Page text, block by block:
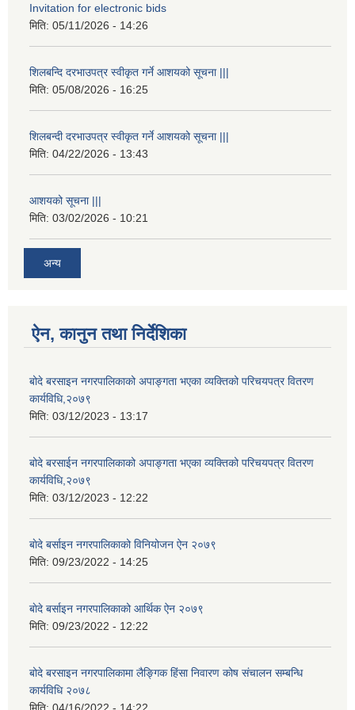
Invitation for electronic bids
मिति: 05/11/2026 - 14:26
शिलबन्दि दरभाउपत्र स्वीकृत गर्ने आशयको सूचना |||
मिति: 05/08/2026 - 16:25
शिलबन्दी दरभाउपत्र स्वीकृत गर्ने आशयको सूचना |||
मिति: 04/22/2026 - 13:43
आशयको सूचना |||
मिति: 03/02/2026 - 10:21
अन्य
ऐन, कानुन तथा निर्देशिका
बोदे बरसाइन नगरपालिकाको अपाङ्गता भएका व्यक्तिको परिचयपत्र वितरण
कार्यविधि,२०७९
मिति: 03/12/2023 - 13:17
बोदे बरसाईन नगरपालिकाको अपाङ्गता भएका व्यक्तिको परिचयपत्र वितरण
कार्यविधि,२०७९
मिति: 03/12/2023 - 12:22
बाेदे बर्साइन नगरपालिकाको विनियोजन ऐन २०७९
मिति: 09/23/2022 - 14:25
बाेदे बर्साइन नगरपालिकाको आर्थिक ऐन २०७९
मिति: 09/23/2022 - 12:22
बोदे बरसाइन नगरपालिकामा लैङ्गिक हिंसा निवारण कोष संचालन सम्बन्धि
कार्यविधि २०७८
मिति: 04/16/2022 - 14:22